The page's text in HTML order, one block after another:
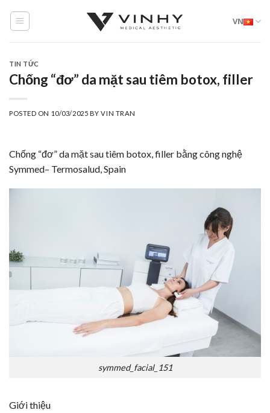
VN
TIN TỨC
Chống “đơ” da mặt sau tiêm botox, filler
POSTED ON 10/03/2025 BYVIN TRAN
Chống “đơ” da mặt sau tiêm botox filler bằng công nghệ
Symmed– Termosalud, Spain
symmed_facial_151
Giới thiệu